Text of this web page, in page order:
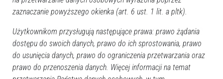
Zobacz również
zaznaczanie powyższego okienka (art. 6 ust. 1 lit. a pltk).
Użytkownikom przysługują następujące prawa: prawo żądania
dostępu do swoich danych, prawo do ich sprostowania, prawo
do usunięcia danych, prawo do ograniczenia przetwarzania oraz
prawo do przenoszenia danych. Więcej informacji na temat